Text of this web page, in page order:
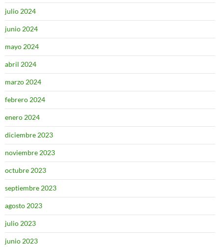
julio 2024
junio 2024
mayo 2024
abril 2024
marzo 2024
febrero 2024
enero 2024
diciembre 2023
noviembre 2023
octubre 2023
septiembre 2023
agosto 2023
julio 2023
junio 2023